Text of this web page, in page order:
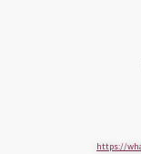
https://